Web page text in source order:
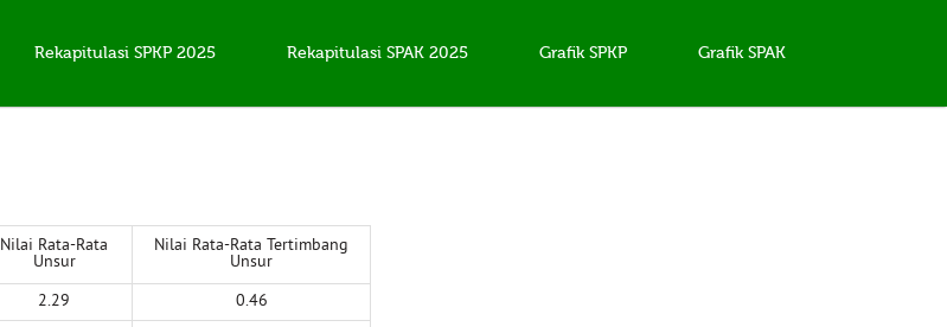
Rekapitulasi SPKP 2025 Rekapitulasi SPAK 2025 Grafik SPKP Grafik SPAK
Nilai Rata-Rata
Unsur
Nilai Rata-Rata Tertimbang
Unsur
2.29
0.46